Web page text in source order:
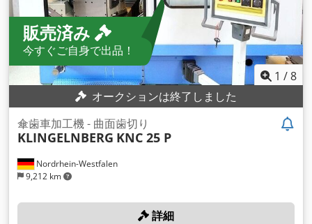
販売済み
今すぐご自身で出品！
1 /8
オークションは終了しました
Nordrhein-Westfalen
9,212 km
傘歯車加工機 - 曲面歯切り
KLINGELNBERG KNC 25 P
詳細